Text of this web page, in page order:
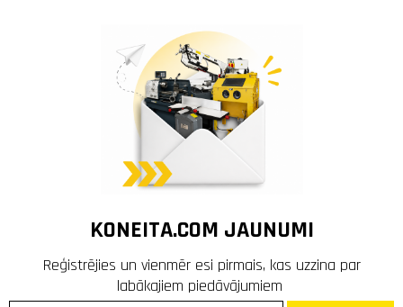
KONEITA.COM JAUNUMI
Reģistrējies un vienmēr esi pirmais, kas uzzina par
labākajiem piedāvājumiem